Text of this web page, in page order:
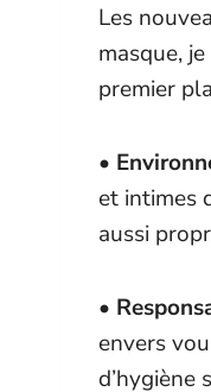
Les
masque,
premier
•
et intimes
aussi
•
envers